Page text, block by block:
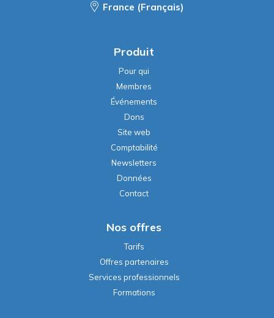
France (Français)
Produit
Pour qui
Membres
Événements
Dons
Site web
Comptabilité
Newsletters
Données
Contact
Nos offres
Tarifs
Offres partenaires
Services professionnels
Formations